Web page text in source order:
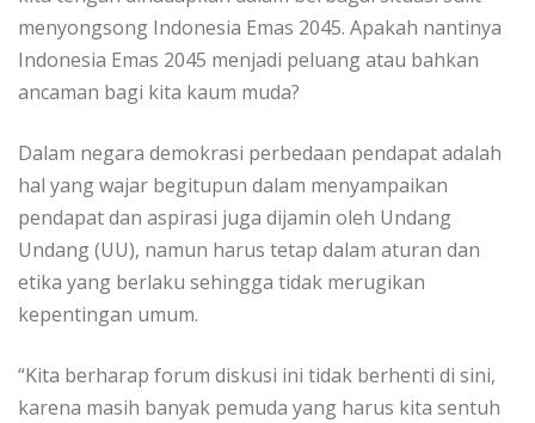
menyongsong Indonesia Emas 2045. Apakah nantinya
Indonesia Emas 2045 menjadi peluang atau bahkan
ancaman bagi kita kaum muda?
Dalam negara demokrasi perbedaan pendapat adalah
hal yang wajar begitupun dalam menyampaikan
pendapat dan aspirasi juga dijamin oleh Undang
Undang (UU), namun harus tetap dalam aturan dan
etika yang berlaku sehingga tidak merugikan
kepentingan umum.
“Kita berharap forum diskusi ini tidak berhenti di sini,
karena masih banyak pemuda yang harus kita sentuh